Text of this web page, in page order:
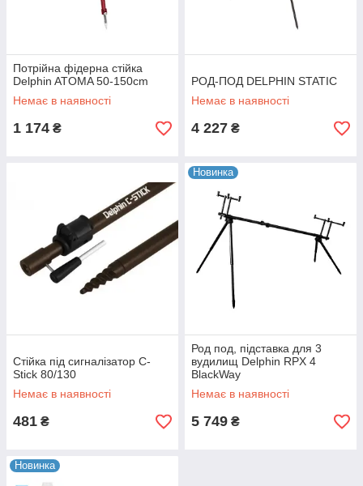
Потрійна фідерна стійка
Delphin ATOMA 50-150cm
Немає в наявності
1 174 ₴
РОД-ПОД DELPHIN STATIC
Немає в наявності
4 227 ₴
Стійка під сигналізатор C-
Stick 80/130
Немає в наявності
481 ₴
Новинка
Род под, підставка для 3
вудилищ Delphin RPX 4
BlackWay
Немає в наявності
5 749 ₴
Новинка